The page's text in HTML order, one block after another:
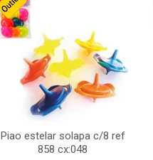
Piao estelar solapa c/8 ref
858 cx:048